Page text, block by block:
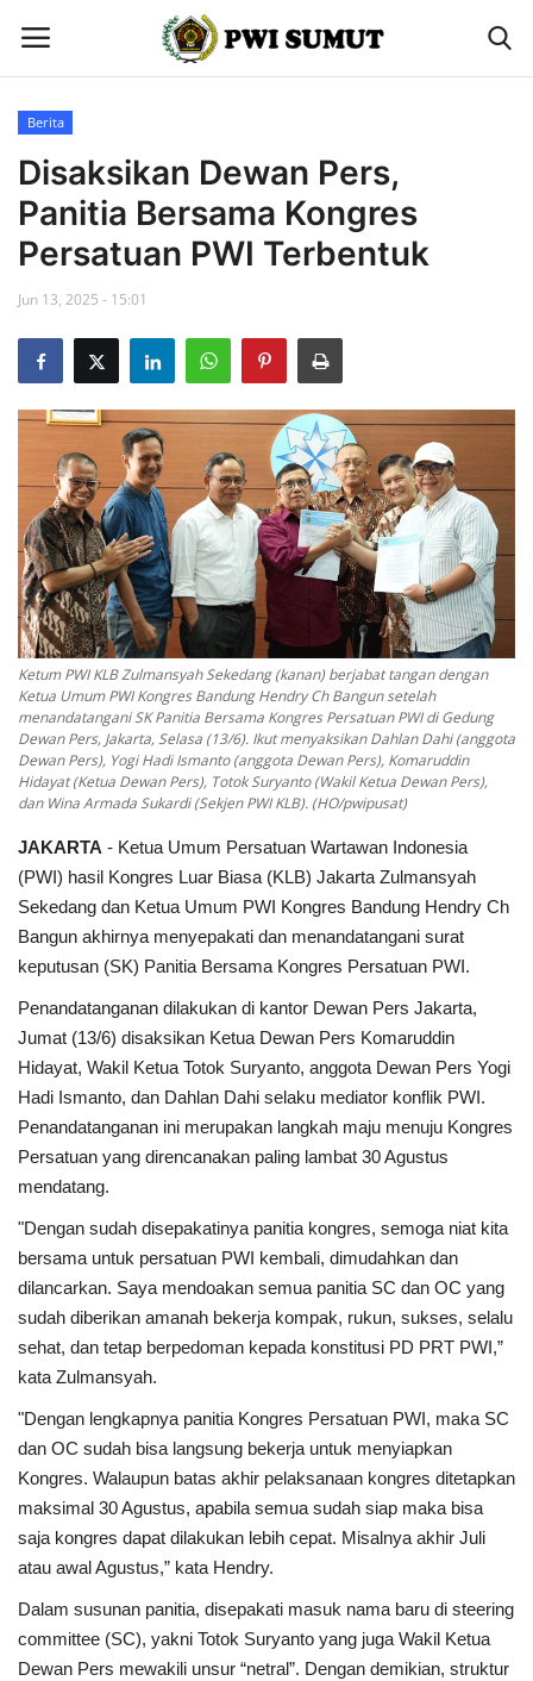
Home
Berita
Gallery
Berita
Disaksikan Dewan Pers,
Panitia Bersama Kongres
Persatuan PWI Terbentuk
Jun 13, 2025 - 15:01
Ketum PWI KLB Zulmansyah Sekedang (kanan) berjabat tangan dengan
Ketua Umum PWI Kongres Bandung Hendry Ch Bangun setelah
menandatangani SK Panitia Bersama Kongres Persatuan PWI di Gedung
Dewan Pers, Jakarta, Selasa (13/6). Ikut menyaksikan Dahlan Dahi (anggota
Dewan Pers), Yogi Hadi Ismanto (anggota Dewan Pers), Komaruddin
Hidayat (Ketua Dewan Pers), Totok Suryanto (Wakil Ketua Dewan Pers),
dan Wina Armada Sukardi (Sekjen PWI KLB). (HO/pwipusat)
JAKARTA - Ketua Umum Persatuan Wartawan Indonesia
(PWI) hasil Kongres Luar Biasa (KLB) Jakarta Zulmansyah
Sekedang dan Ketua Umum PWI Kongres Bandung Hendry Ch
Bangun akhirnya menyepakati dan menandatangani surat
keputusan (SK) Panitia Bersama Kongres Persatuan PWI.
Penandatanganan dilakukan di kantor Dewan Pers Jakarta,
Jumat (13/6) disaksikan Ketua Dewan Pers Komaruddin
Hidayat, Wakil Ketua Totok Suryanto, anggota Dewan Pers Yogi
Hadi Ismanto, dan Dahlan Dahi selaku mediator konflik PWI.
Penandatanganan ini merupakan langkah maju menuju Kongres
Persatuan yang direncanakan paling lambat 30 Agustus
mendatang.
"Dengan sudah disepakatinya panitia kongres, semoga niat kita
bersama untuk persatuan PWI kembali, dimudahkan dan
dilancarkan. Saya mendoakan semua panitia SC dan OC yang
sudah diberikan amanah bekerja kompak, rukun, sukses, selalu
sehat, dan tetap berpedoman kepada konstitusi PD PRT PWI,”
kata Zulmansyah.
"Dengan lengkapnya panitia Kongres Persatuan PWI, maka SC
dan OC sudah bisa langsung bekerja untuk menyiapkan
Kongres. Walaupun batas akhir pelaksanaan kongres ditetapkan
maksimal 30 Agustus, apabila semua sudah siap maka bisa
saja kongres dapat dilakukan lebih cepat. Misalnya akhir Juli
atau awal Agustus,” kata Hendry.
Dalam susunan panitia, disepakati masuk nama baru di steering
committee (SC), yakni Totok Suryanto yang juga Wakil Ketua
Dewan Pers mewakili unsur “netral”. Dengan demikian, struktur